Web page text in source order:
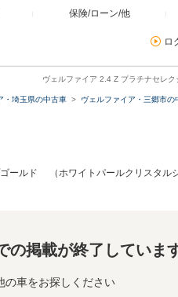
保険/ローン/他
ロ
ヴェルファイア 2.4 Z プラチナセレ
・埼玉県の中古車
ヴェルファイア・三郷市の
ールド （ホワイトパールクリスタルシ
の掲載が終了していま
の車をお探しください